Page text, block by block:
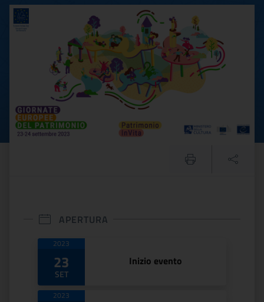
GEP 2023 - Nocciano,
APERTURA
Date di apertura
2023
23
SET
Inizio evento
2023